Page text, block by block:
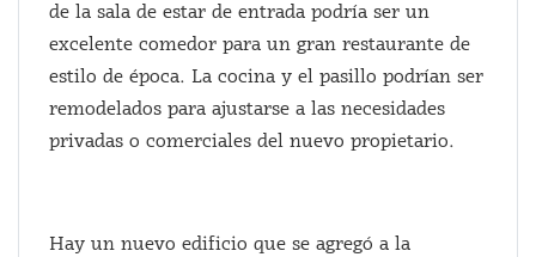
de la sala de estar de entrada podría ser un
excelente comedor para un gran restaurante de
estilo de época. La cocina y el pasillo podrían ser
remodelados para ajustarse a las necesidades
privadas o comerciales del nuevo propietario.
Hay un nuevo edificio que se agregó a la